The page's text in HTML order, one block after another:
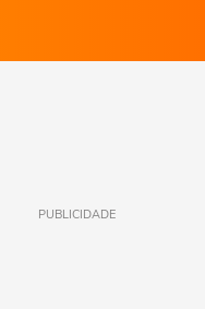
PUBLICIDADE